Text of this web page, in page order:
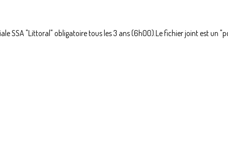
SSA "Littoral" obligatoire tous les 3 ans (6h00).Le fichier joint est un